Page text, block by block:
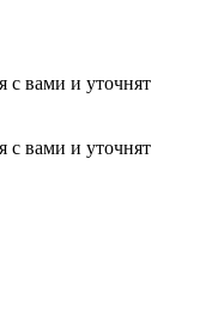
с вами и уточнят
с вами и уточнят